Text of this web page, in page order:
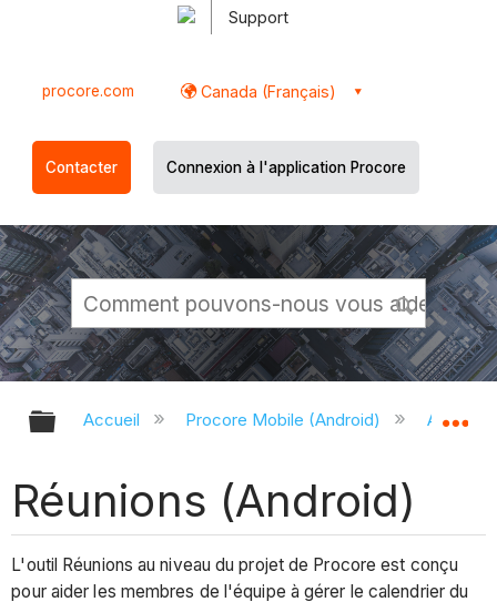
Support
procore.com Canada (Français)
Contacter Connexion à l'application Procore
Développer/réduire la hiérarchie
Accueil Procore Mobile (Android)
Réunions (Android)
L'outil Réunions au niveau du projet de Procore est conçu
pour aider les membres de l'équipe à gérer le calendrier du